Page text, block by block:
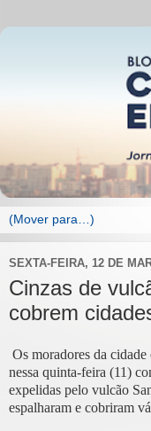
SEXTA-FEIRA, 12 DE
Cinzas de
cobrem
Os moradores da
nessa quinta-feira (11)
expelidas pelo vulcão
espalharam e cobriram